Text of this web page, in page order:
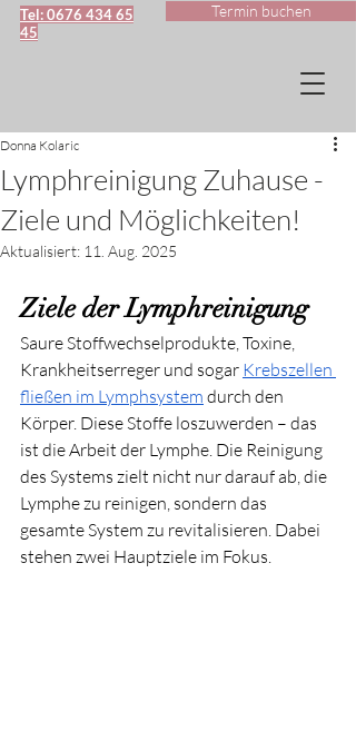
Tel: 0676 434 65
45
Termin buchen
Lymphreinigung Zuhause -
Ziele und Möglichkeiten!
Donna Kolaric
Aktualisiert: 11. Aug. 2025
Ziele der Lymphreinigung
Saure Stoffwechselprodukte, Toxine,
Krankheitserreger und sogar Krebszellen
fließen im Lymphsystem durch den
Körper. Diese Stoffe loszuwerden – das
ist die Arbeit der Lymphe. Die Reinigung
des Systems zielt nicht nur darauf ab, die
Lymphe zu reinigen, sondern das
gesamte System zu revitalisieren. Dabei
stehen zwei Hauptziele im Fokus.